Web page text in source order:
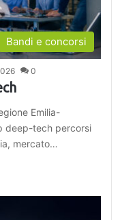
Bandi e concorsi
0
Emilia-
deep-tech percorsi
mercato…